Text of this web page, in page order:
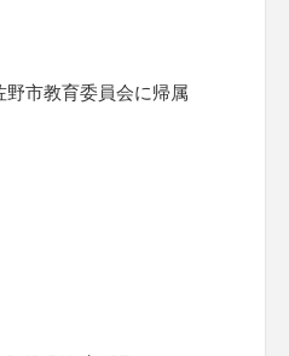
市教育委員会に帰属